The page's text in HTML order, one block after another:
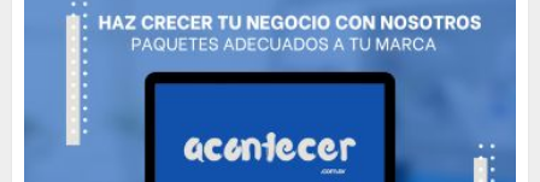
The full story of
Thailand’s extraordinary
cave rescue